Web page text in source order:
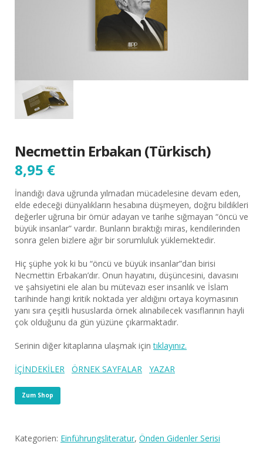
Necmettin Erbakan (Türkisch)
8,95 €
İnandığı dava uğrunda yılmadan mücadelesine devam eden,
elde edeceği dünyalıkların hesabına düşmeyen, doğru bildikleri
değerler uğruna bir ömür adayan ve tarihe sığmayan “öncü ve
büyük insanlar” vardır. Bunların bıraktığı miras, kendilerinden
sonra gelen bizlere ağır bir sorumluluk yüklemektedir.
Hiç şüphe yok ki bu “öncü ve büyük insanlar”dan birisi
Necmettin Erbakan’dır. Onun hayatını, düşüncesini, davasını
ve şahsiyetini ele alan bu mütevazı eser insanlık ve İslam
tarihinde hangi kritik noktada yer aldığını ortaya koymasının
yanı sıra çeşitli hususlarda örnek alınabilecek vasıflarının hayli
çok olduğunu da gün yüzüne çıkarmaktadır.
Serinin diğer kitaplarına ulaşmak içintıklayınız.
İÇİNDEKİLER ÖRNEK SAYFALAR YAZAR
Zum Shop
Kategorien: Einführungsliteratur, Önden Gidenler Serisi